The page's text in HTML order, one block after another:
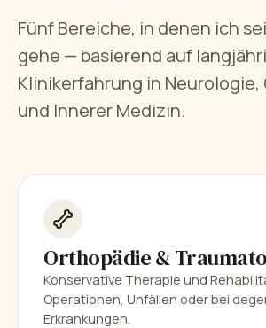
Fünf Bereiche, in denen ich
gehe — basierend auf
Klinikerfahrung in
und Innerer Medizin.
Orthopädie &
Konservative Therapie und
Operationen, Unfällen oder bei
Erkrankungen.